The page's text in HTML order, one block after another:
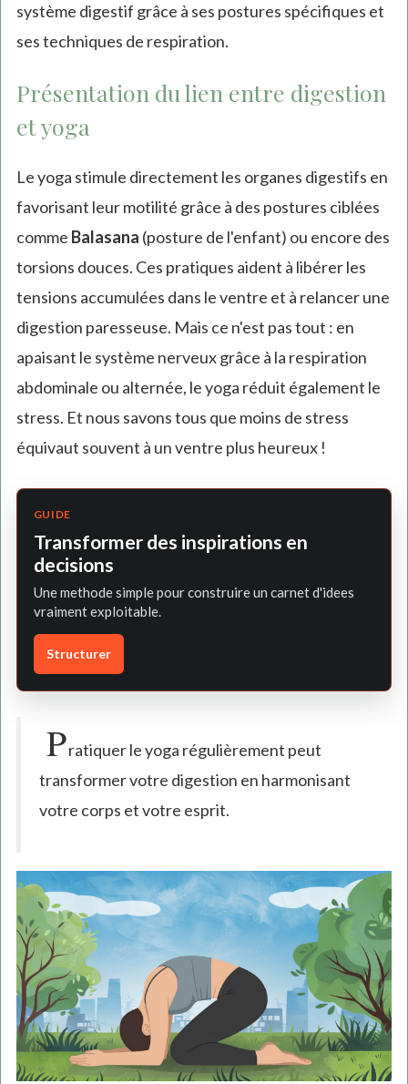
système digestif grâce à ses postures spécifiques et
ses techniques de respiration.
Présentation du lien entre digestion
et yoga
Le yoga stimule directement les organes digestifs en
favorisant leur motilité grâce à des postures ciblées
comme Balasana (posture de l'enfant) ou encore des
torsions douces. Ces pratiques aident à libérer les
tensions accumulées dans le ventre et à relancer une
digestion paresseuse. Mais ce n'est pas tout : en
apaisant le système nerveux grâce à la respiration
abdominale ou alternée, le yoga réduit également le
stress. Et nous savons tous que moins de stress
équivaut souvent à un ventre plus heureux !
GUIDE
Transformer des inspirations en
decisions
Une methode simple pour construire un carnet d'idees
vraiment exploitable.
Structurer
Pratiquer le yoga régulièrement peut
transformer votre digestion en harmonisant
votre corps et votre esprit.